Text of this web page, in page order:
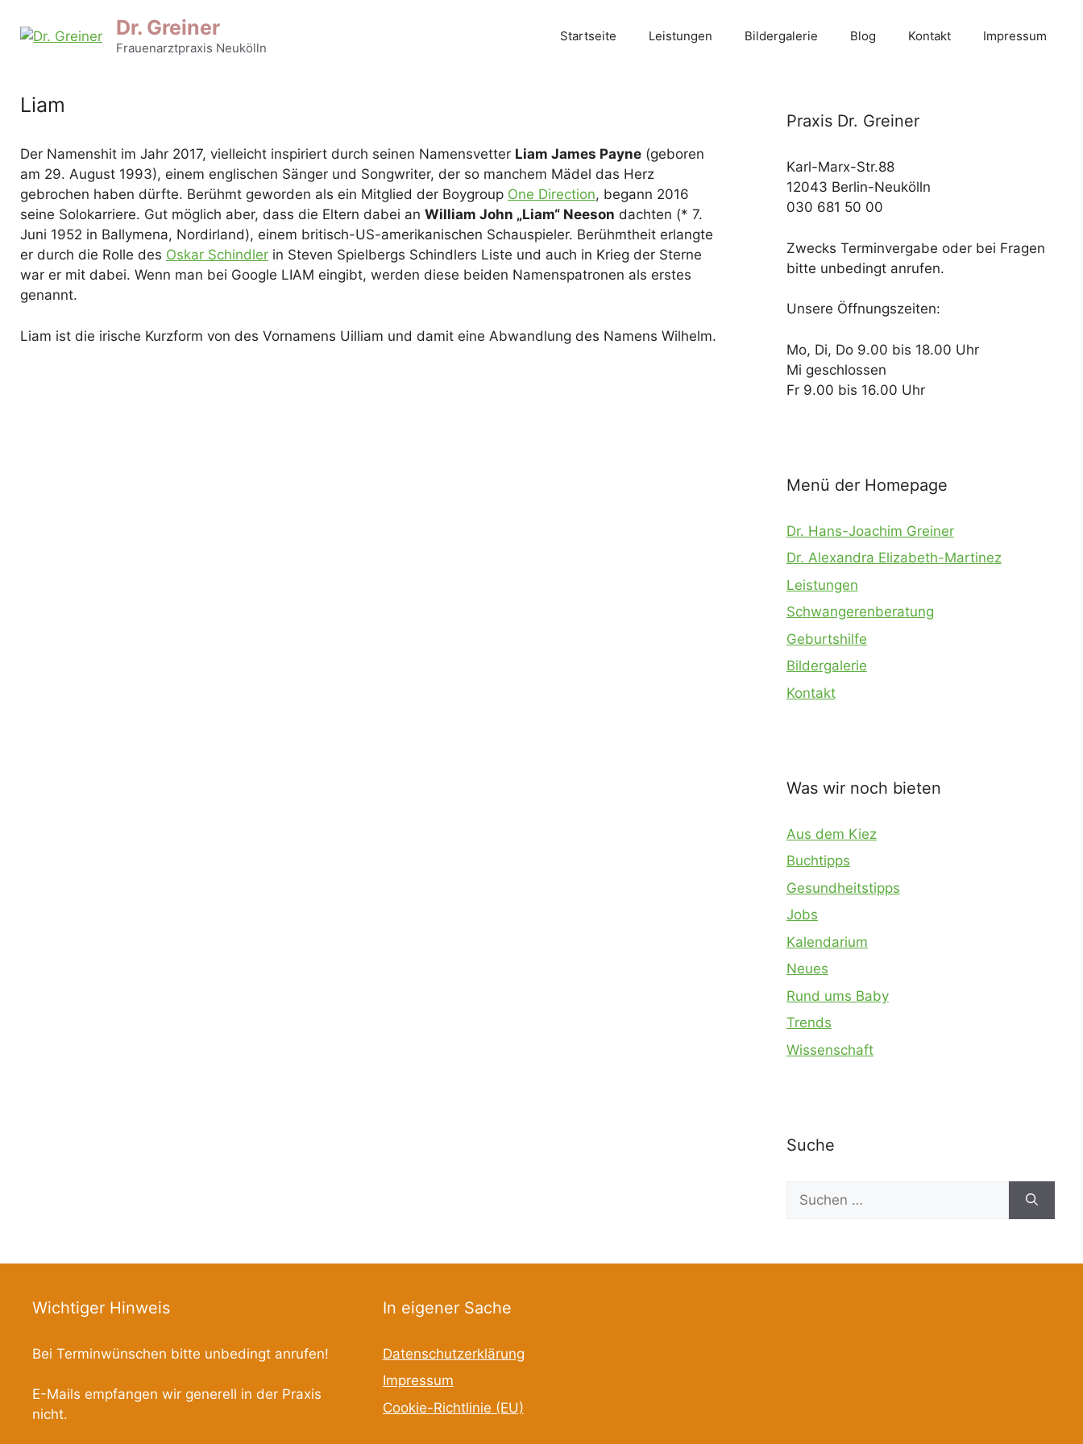
Inhalt
Dr. Greiner
Frauenarztpraxis Neukölln
Startseite Leistungen Bildergalerie Blog Kontakt Impressum
Liam
Der Namenshit im Jahr 2017, vielleicht inspiriert durch seinen Namensvetter Liam James Payne (geboren
am 29. August 1993), einem englischen Sänger und Songwriter, der so manchem Mädel das Herz
gebrochen haben dürfte. Berühmt geworden als ein Mitglied der Boygroup One Direction, begann 2016
seine Solokarriere. Gut möglich aber, dass die Eltern dabei an William John „Liam“ Neeson dachten (* 7.
Juni 1952 in Ballymena, Nordirland), einem britisch-US-amerikanischen Schauspieler. Berühmtheit erlangte
er durch die Rolle des Oskar Schindler in Steven Spielbergs Schindlers Liste und auch in Krieg der Sterne
war er mit dabei. Wenn man bei Google LIAM eingibt, werden diese beiden Namenspatronen als erstes
genannt.
Liam ist die irische Kurzform von des Vornamens Uilliam und damit eine Abwandlung des Namens Wilhelm.
Praxis Dr. Greiner
Karl-Marx-Str.88
12043 Berlin-Neukölln
030 681 50 00
Zwecks Terminvergabe oder bei Fragen
bitte unbedingt anrufen.
Unsere Öffnungszeiten:
Mo, Di, Do 9.00 bis 18.00 Uhr
Mi geschlossen
Fr 9.00 bis 16.00 Uhr
Menü der Homepage
Dr. Hans-Joachim Greiner
Dr. Alexandra Elizabeth-Martinez
Leistungen
Schwangerenberatung
Geburtshilfe
Bildergalerie
Kontakt
Was wir noch bieten
Aus dem Kiez
Buchtipps
Gesundheitstipps
Jobs
Kalendarium
Neues
Rund ums Baby
Trends
Wissenschaft
Suche
nach:
Wichtiger Hinweis
Bei Terminwünschen bitte unbedingt anrufen!
E-Mails empfangen wir generell in der Praxis
nicht.
In eigener Sache
Datenschutzerklärung
Impressum
Cookie-Richtlinie (EU)